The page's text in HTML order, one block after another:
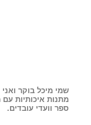
שמי מיכל בוקר
מתנות איכותיות
ספר וועדי עובדים.